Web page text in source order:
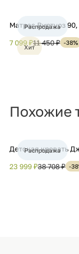
Матрас Виртуоз
7 099 ₽11 450 ₽ -38%
Распродажа
Хит
Похожие
Детская кровать
23 999 ₽38 708 ₽ -
Распродажа